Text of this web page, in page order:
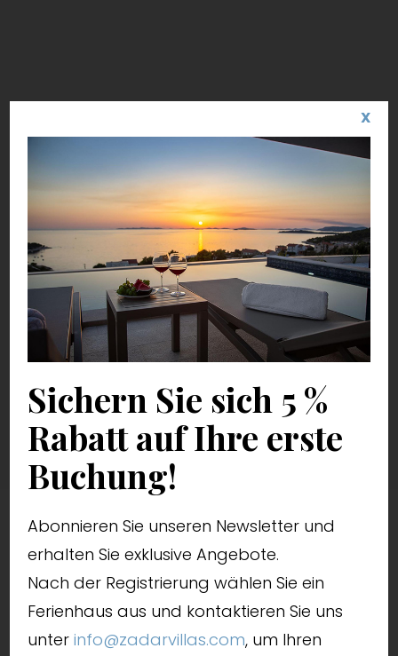
X
Sichern Sie sich 5 %
Rabatt auf Ihre erste
Buchung!
Abonnieren Sie unseren Newsletter und
erhalten Sie exklusive Angebote.
Nach der Registrierung wählen Sie ein
Ferienhaus aus und kontaktieren Sie uns
unterinfo@zadarvillas.com, um Ihren